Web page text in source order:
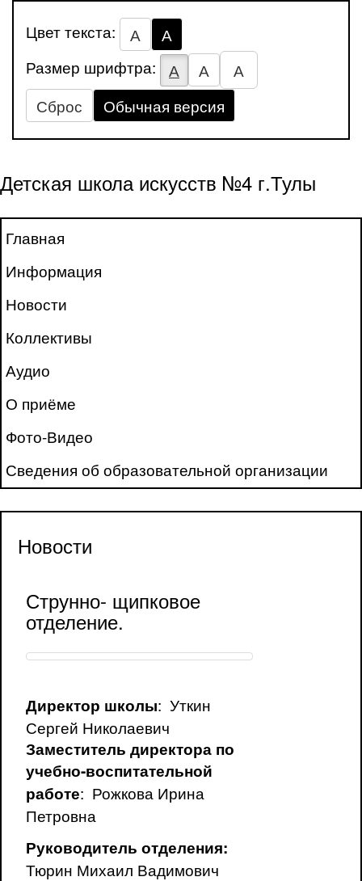
Цвет текста: А
А
Размер шрифтра:
А А
А
Сброс
Обычная версия
Детская школа искусств №4 г.Тулы
Главная
Информация
Новости
Коллективы
Аудио
О приёме
Фото-Видео
Сведения об образовательной организации
Новости
Струнно- щипковое
отделение.
Директор школы: Уткин
Сергей Николаевич
Заместитель директора по
учебно-воспитательной
работе: Рожкова Ирина
Петровна
Руководитель отделения:
Тюрин Михаил Вадимович